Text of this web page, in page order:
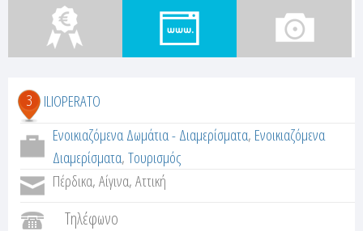
3
ILIOPERATO
Ενοικιαζόμενα Δωμάτια - Διαμερίσματα, Ενοικιαζόμενα
Διαμερίσματα,Τουρισμός
Πέρδικα, Αίγινα, Αττική
Τηλέφωνο